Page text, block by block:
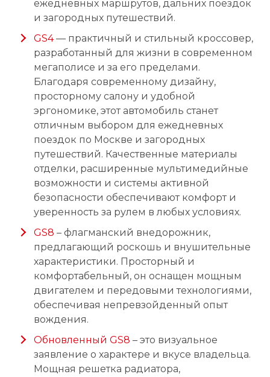
ежедневных маршрутов, дальних поездок
и загородных путешествий.
GS4— практичный и стильный кроссовер,
разработанный для жизни в современном
мегаполисе и за его пределами.
Благодаря современному дизайну,
просторному салону и удобной
эргономике, этот автомобиль станет
отличным выбором для ежедневных
поездок по Москве и загородных
путешествий. Качественные материалы
отделки, расширенные мультимедийные
возможности и системы активной
безопасности обеспечивают комфорт и
уверенность за рулем в любых условиях.
GS8 – флагманский внедорожник,
предлагающий роскошь и внушительные
характеристики. Просторный и
комфортабельный, он оснащен мощным
двигателем и передовыми технологиями,
обеспечивая непревзойденный опыт
вождения.
Обновленный GS8 – это визуальное
заявление о характере и вкусе владельца.
Мощная решетка радиатора,